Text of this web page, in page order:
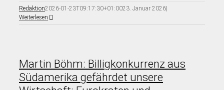
Redaktion2026-01-23T09:17:30+01:0023. Januar 2026|
Weiterlesen
Martin Böhm: Billigkonkurrenz aus
Südamerika gefährdet unsere